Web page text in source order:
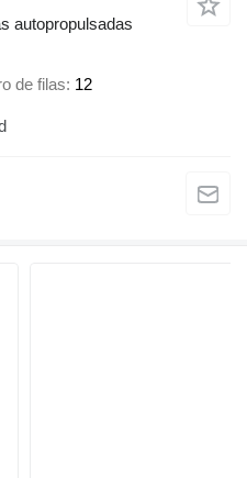
autopropulsadas
de filas 12